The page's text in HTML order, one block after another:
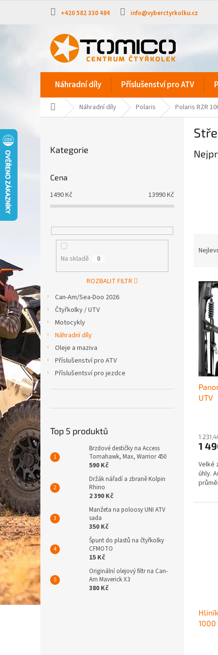
obsah
+420 582 330 484 info@vyberctyrkolku.cz
Náhradní díly Příslušenství pro ATV
Domů Náhradní díly Polaris Polaris RZR
kategorie
Kategorie
Cena
1490Kč 13990Kč
Na skladě 0
ROZBALIT FILTR
Can-Am/Sea-Doo 2026
Čtyřkolky / UTV
Motocykly
Náhradní díly
Oleje a maziva
Příslušenství pro ATV
Příslušentsví pro jezdce
Top 5 produktů
Brzdové destičky na Access
Tomahawk, Max, Warrior 450
590 Kč
Držák nářadí a zbraně Kolpin
Rhino
2 390 Kč
Manžeta na poloosy UNI ATV
sada
350 Kč
Špunt do plastů na čtyřkolky
CFMOTO
15 Kč
Originální olejový filtr na Can-
Am Maverick X3
380 Kč
n
p
V
UTV
1
1
Velké
úhly.
1000